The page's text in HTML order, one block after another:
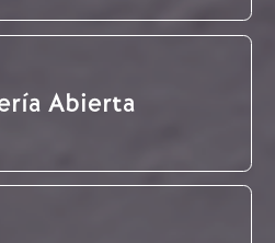
Abierta